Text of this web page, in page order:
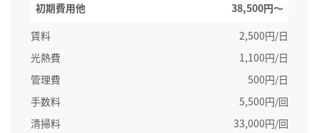
初期費用他
38,500円〜
賃料
2,500円/日
光熱費
1,100円/日
管理費
500円/日
手数料
5,500円/回
清掃料
33,000円/回